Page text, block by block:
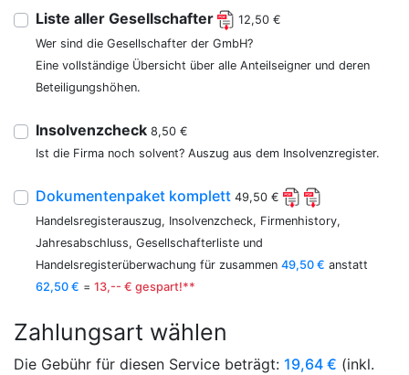
Liste aller Gesellschafter
12,50 €
Wer sind die Gesellschafter der GmbH?
Eine vollständige Übersicht über alle Anteilseigner und deren
Beteiligungshöhen.
Insolvenzcheck 8,50 €
Ist die Firma noch solvent? Auszug aus dem Insolvenzregister.
Dokumentenpaket komplett 49,50 €
Handelsregisterauszug, Insolvenzcheck, Firmenhistory,
Jahresabschluss, Gesellschafterliste und
Handelsregisterüberwachung für zusammen 49,50 € anstatt
62,50 € = 13,-- € gespart!**
Zahlungsart wählen
Die Gebühr für diesen Service beträgt: 19,64 € (inkl.